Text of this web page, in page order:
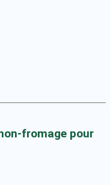
fromage pour